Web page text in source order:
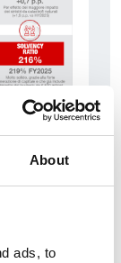
About
ads, to
v